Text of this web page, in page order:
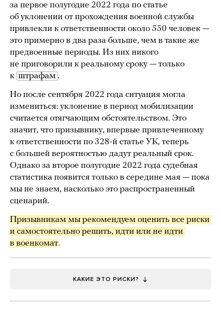
за первое полугодие 2022 года по статье
об уклонении от прохождения военной службы
привлекли к ответственности около 550 человек —
это примерно в два раза больше, чем в такие же
предвоенные периоды. Из них никого
не приговорили к реальному сроку — только
к штрафам .
Но после сентября 2022 года ситуация могла
измениться: уклонение в период мобилизации
считается отягчающим обстоятельством. Это
значит, что призывнику, впервые привлеченному
к ответственности по 328-й статье УК, теперь
с большей вероятностью дадут реальный срок.
Однако за второе полугодие 2022 года судебная
статистика появится только в середине мая — пока
мы не знаем, насколько это распространенный
сценарий.
Призывникам мы рекомендуем оценить все риски
и самостоятельно решить, идти или не идти
в военкомат.
КАКИЕ ЭТО РИСКИ?